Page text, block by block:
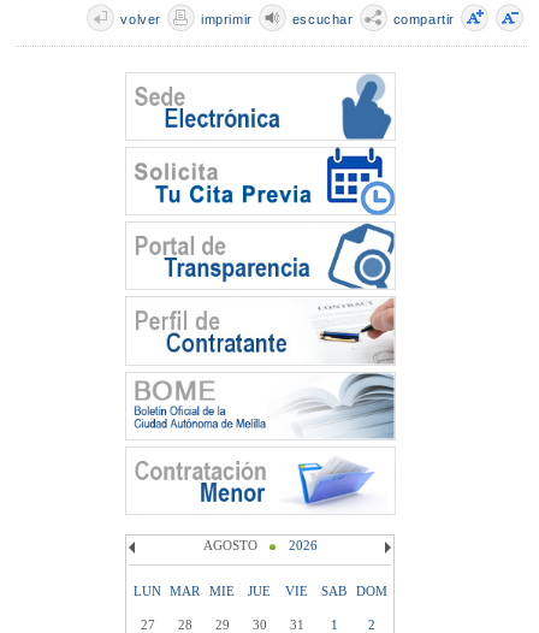
compartir
escuchar
imprimir
volver
AGOSTO 2026
LUN MAR MIE JUE VIE SAB DOM
27 28 29 30 31 1
2